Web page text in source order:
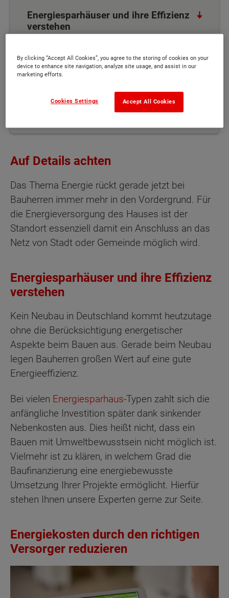
Energiesparhäuser und ihre Effizienz
verstehen
Versorger reduzieren
Frühzeitig nach Förderungen für das
Auf Details achten
Das Thema Energie rückt gerade jetzt bei
Bauherren immer mehr in den Vordergrund. Für
die Energieversorgung des Hauses ist der
Standort essenziell damit ein Anschluss an das
Netz von Stadt oder Gemeinde möglich wird.
Energiesparhäuser und ihre Effizienz
verstehen
Kein Neubau in Deutschland kommt heutzutage
ohne die Berücksichtigung energetischer
Aspekte beim Bauen aus. Gerade beim Neubau
legen Bauherren großen Wert auf eine gute
Energieeffizienz.
Bei vielen Energiesparhaus-Typen zahlt sich die
anfängliche Investition später dank sinkender
Nebenkosten aus. Dies heißt nicht, dass ein
Bauen mit Umweltbewusstsein nicht möglich ist.
Vielmehr ist zu klären, in welchem Grad die
Baufinanzierung eine energiebewusste
Umsetzung Ihrer Projekte ermöglicht. Hierfür
stehen Ihnen unsere Experten gerne zur Seite.
Energiekosten durch den richtigen
Versorger reduzieren
By clicking “Accept All Cookies”, you agree to the storing of cookies on your
device to enhance site navigation, analyze site usage, and assist in our
marketing efforts.
Accept All Cookies
Cookies Settings